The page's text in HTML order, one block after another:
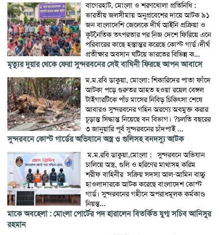
বাগেরহাট, মোংলা ও শরণখোলা প্রতিনিধি :
ভারতীয় জলসীমায় অনুপ্রবেশের দায়ে আটক ৯১
জন বাংলাদেশি জেলেকে দীর্ঘ আইনি প্রক্রিয়া ও
কূটনৈতিক তৎপরতার পর নিজ দেশে ফিরিয়ে এনে
পরিবারের কাছে হস্তান্তর করেছে কোস্ট গার্ড।দীর্ঘ
প্রতীক্ষার অবসান ঘটিয়ে ভারতের বিভিন্ন ক...
মৃত্যুর দুয়ার থেকে ফেরা সুন্দরবনের সেই বাঘিনী ফিরছে আপন আবাসে
ম.ম.রবি ডাকুয়া, মোংলা: শিকারিদের পাতা ফাঁদে
আটকা পড়ে গুরুতর আহত হওয়া রয়েল বেঙ্গল
টাইগারটিকে পাঁচ মাসের নিবিড় চিকিৎসা শেষে
আবারও সুন্দরবনের গহিন অরণ্যে অবমুক্ত করার
চূড়ান্ত সিদ্ধান্ত নিয়েছে বন বিভাগ। ?চলতি বছরের
৩ জানুয়ারি পূর্ব সুন্দরবনের চাঁদপাই ...
সুন্দরবনে কোস্ট গার্ডের অভিযানে অস্ত্র ও গুলিসহ বনদস্যু আটক
‎ ‎ম.ম.রবি ডাকুয়া,মোংলা : ‎ ‎ ‎সুন্দরবনে অভিযান
চালিয়ে অস্ত্র, গুলি ও হরিণের মাথাসহ করিম
শরীফ বাহিনীর সক্রিয় সদস্য আল-আমিন বাচ্চু
হাওলাদারকে আটক করেছে বাংলাদেশ কোস্ট
গার্ড। ‎সুন্দরবনের গহীনে অপরাধমূলক কর্মকাণ্ড
নিয়ন্ত...
মাকে অবহেলা : মোংলা পোর্টের পদ হারালেন বিতর্কিত যুগ্ম সচিব আনিসুর
রহমান